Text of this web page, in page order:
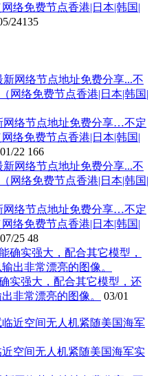
络免费节点香港|日本|韩国|
24135
网络节点地址免费分享…不定
络免费节点香港|日本|韩国|
01/22 166
网络节点地址免费分享…不定
络免费节点香港|日本|韩国|
07/25 48
实强大，配合其它模型，还
非常漂亮的图像。
03/01
空间无人机紧随美国海军实